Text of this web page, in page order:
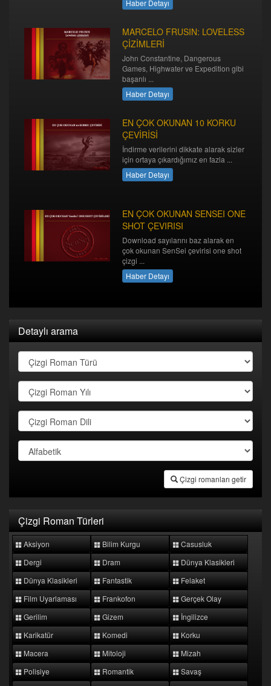
Haber Detayı
MARCELO FRUSIN: LOVELESS
ÇİZİMLERİ
John Constantine, Dangerous
Games, Highwater ve Expedition gibi
başarılı ...
Haber Detayı
EN ÇOK OKUNAN 10 KORKU
ÇEVİRİSİ
İndirme verilerini dikkate alarak sizler
için ortaya çıkardığımız en fazla ...
Haber Detayı
EN ÇOK OKUNAN SENSEI ONE
SHOT ÇEVIRISI
Download sayılarını baz alarak en
çok okunan SenSei çevirisi one shot
çizgi ...
Haber Detayı
Detaylı arama
Çizgi romanları getir
Çizgi Roman Türleri
Aksiyon Bilim Kurgu
Casusluk
Dergi
Dram
Dünya Klasikleri
Dünya Klasikleri
Fantastik
Felaket
Film Uyarlaması
Frankofon
Gerçek Olay
Gerilim
Gizem
İngilizce
Karikatür
Komedi
Korku
Macera
Mitoloji
Mizah
Polisiye
Romantik
Savaş